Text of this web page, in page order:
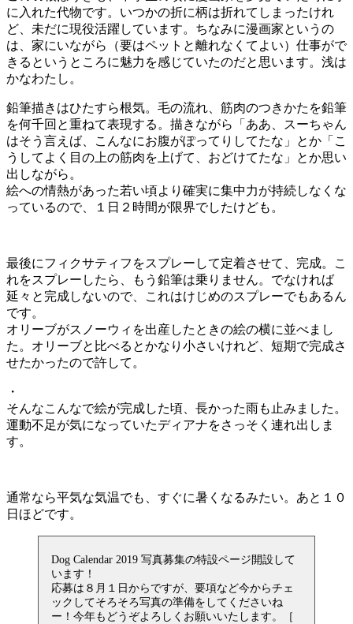
に入れた代物です。いつかの折に柄は折れてしまったけれ
ど、未だに現役活躍しています。ちなみに漫画家というの
は、家にいながら（要はペットと離れなくてよい）仕事がで
きるというところに魅力を感じていたのだと思います。浅は
かなわたし。
鉛筆描きはひたすら根気。毛の流れ、筋肉のつきかたを鉛筆
を何千回と重ねて表現する。描きながら「ああ、スーちゃん
はそう言えば、こんなにお腹がぽってりしてたな」とか「こ
うしてよく目の上の筋肉を上げて、おどけてたな」とか思い
出しながら。
絵への情熱があった若い頃より確実に集中力が持続しなくな
っているので、１日２時間が限界でしたけども。
最後にフィクサティフをスプレーして定着させて、完成。こ
れをスプレーしたら、もう鉛筆は乗りません。でなければ
延々と完成しないので、これはけじめのスプレーでもあるん
です。
オリーブがスノーウィを出産したときの絵の横に並べまし
た。オリーブと比べるとかなり小さいけれど、短期で完成さ
せたかったので許して。
・
そんなこんなで絵が完成した頃、長かった雨も止みました。
運動不足が気になっていたディアナをさっそく連れ出しま
す。
通常なら平気な気温でも、すぐに暑くなるみたい。あと１０
日ほどです。
Dog Calendar 2019 写真募集の特設ページ開設して
います！
応募は８月１日からですが、要項など今からチェ
ックしてそろそろ写真の準備をしてくださいね
ー！今年もどうぞよろしくお願いいたします。［